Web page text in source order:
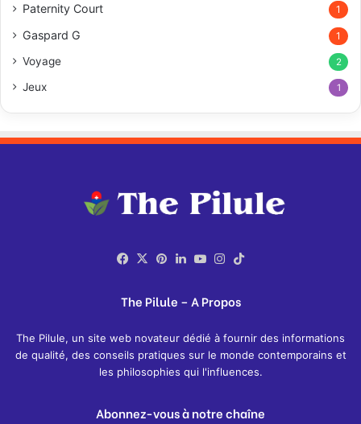
Paternity Court 1
Gaspard G 1
Voyage 2
Jeux 1
Facebook
X Pinterest
Linkedin
YouTubeInstagram
The Pilule – A Propos
The Pilule, un site web novateur dédié à fournir des informations
de qualité, des conseils pratiques sur le monde contemporains et
les philosophies qui l'influences.
Abonnez-vous à notre chaîne